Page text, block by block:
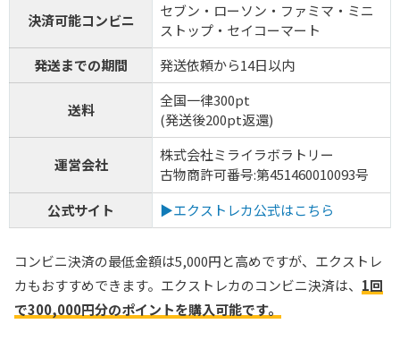
決済可能コンビニ
セブン・ローソン・ファミマ・ミニ
ストップ・セイコーマート
発送までの期間
発送依頼から14日以内
送料
全国一律300pt
(発送後200pt返還)
運営会社
株式会社ミライラボラトリー
古物商許可番号:第451460010093号
公式サイト
▶エクストレカ公式はこちら
コンビニ決済の最低金額は5,000円と高めですが、エクストレ
カもおすすめできます。エクストレカのコンビニ決済は、 1回
で300,000円分のポイントを購入可能です。